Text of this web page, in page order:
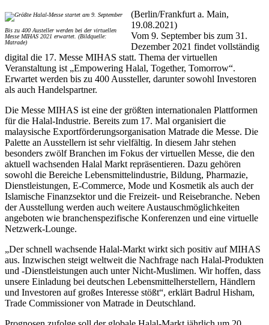
Bis zu 400 Austeller werden bei der virtuellen
Messe MIHAS 2021 erwartet. (Bildquelle:
Matrade)
(Berlin/Frankfurt a. Main,
19.08.2021)
Vom 9. September bis zum 31.
Dezember 2021 findet vollständig
digital die 17. Messe MIHAS statt. Thema der virtuellen
Veranstaltung ist „Empowering Halal, Together, Tomorrow“.
Erwartet werden bis zu 400 Aussteller, darunter sowohl Investoren
als auch Handelspartner.
Die Messe MIHAS ist eine der größten internationalen Plattformen
für die Halal-Industrie. Bereits zum 17. Mal organisiert die
malaysische Exportförderungsorganisation Matrade die Messe. Die
Palette an Ausstellern ist sehr vielfältig. In diesem Jahr stehen
besonders zwölf Branchen im Fokus der virtuellen Messe, die den
aktuell wachsenden Halal Markt repräsentieren. Dazu gehören
sowohl die Bereiche Lebensmittelindustrie, Bildung, Pharmazie,
Dienstleistungen, E-Commerce, Mode und Kosmetik als auch der
Islamische Finanzsektor und die Freizeit- und Reisebranche. Neben
der Ausstellung werden auch weitere Austauschmöglichkeiten
angeboten wie branchenspezifische Konferenzen und eine virtuelle
Netzwerk-Lounge.
„Der schnell wachsende Halal-Markt wirkt sich positiv auf MIHAS
aus. Inzwischen steigt weltweit die Nachfrage nach Halal-Produkten
und -Dienstleistungen auch unter Nicht-Muslimen. Wir hoffen, dass
unsere Einladung bei deutschen Lebensmittelherstellern, Händlern
und Investoren auf großes Interesse stößt“, erklärt Badrul Hisham,
Trade Commissioner von Matrade in Deutschland.